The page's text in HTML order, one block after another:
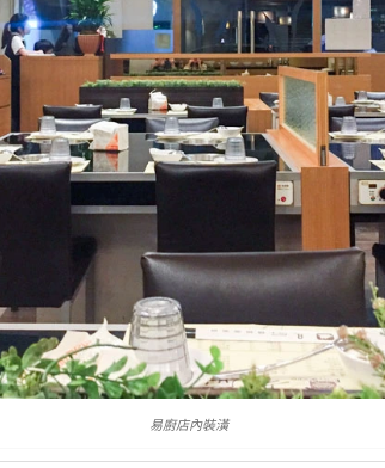
易廚店內裝潢